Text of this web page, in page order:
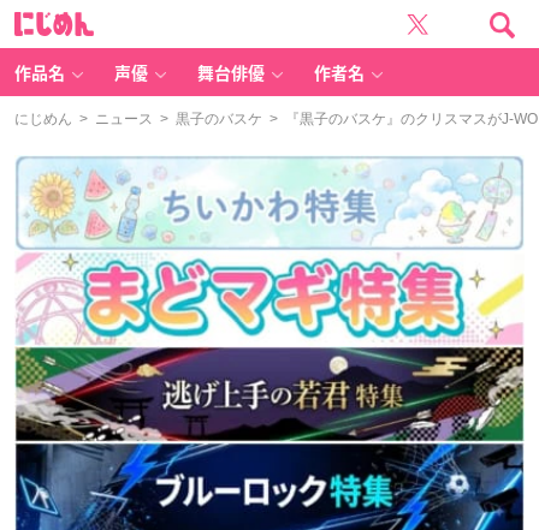
作品名 声優 舞台俳優 作者名
にじめん > ニュース > 黒子のバスケ > 『黒子のバスケ』のクリスマスがJ-